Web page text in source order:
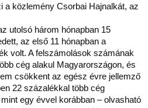
a közlemény Csorbai Hajnalkát, az
utolsó három hónapban 15
az első 11 hónapban a
volt. A felszámolások számának
cég alakul Magyarországon, és
csökkent az egész évre jellemző
22 százalékkal több cég
egy évvel korábban – olvasható